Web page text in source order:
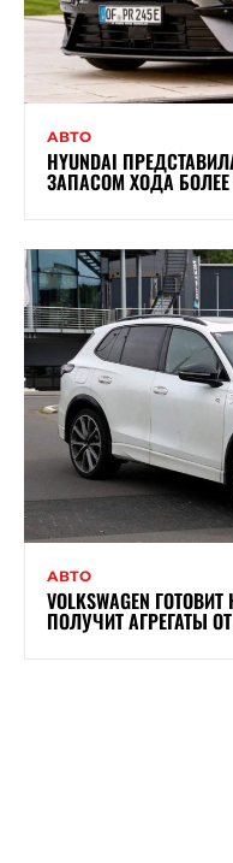
АВТО
HYUNDAI
ЗАПАСОМ ХОДА
АВТО
VOLKSWAGEN
ПОЛУЧИТ АГРЕГАТЫ ОТ